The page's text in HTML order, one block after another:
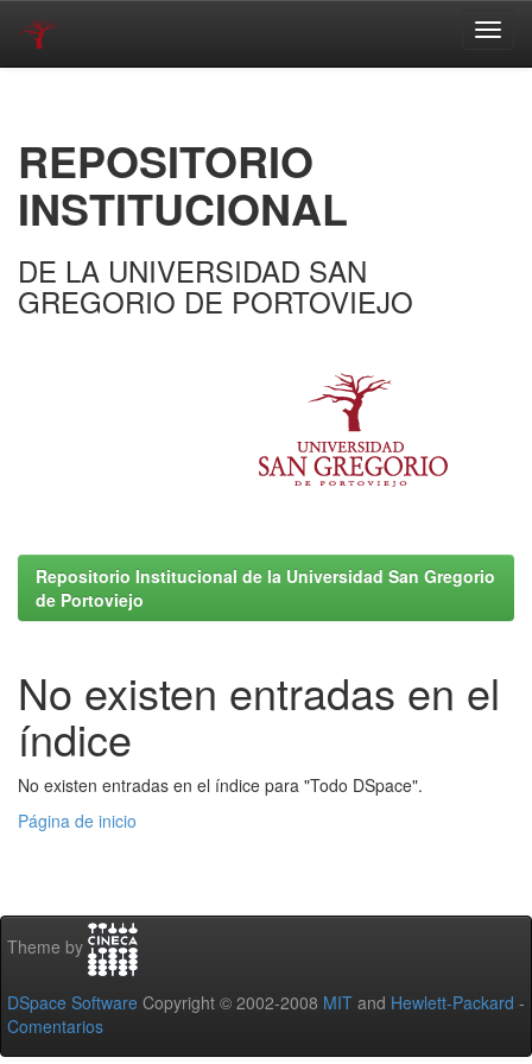
REPOSITORIO
INSTITUCIONAL
DE LA UNIVERSIDAD SAN
GREGORIO DE PORTOVIEJO
Repositorio Institucional de la Universidad San Gregorio
de Portoviejo
No existen entradas en el
índice
No existen entradas en el índice para "Todo DSpace".
Página de inicio
Theme by
DSpace Software Copyright © 2002-2008 MIT and Hewlett-Packard -
Comentarios